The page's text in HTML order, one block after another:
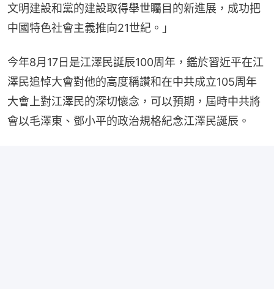
文明建設和黨的建設取得舉世矚目的新進展，成功把
中國特色社會主義推向21世紀。」
今年8月17日是江澤民誕辰100周年，鑑於習近平在江
澤民追悼大會對他的高度稱讚和在中共成立105周年
大會上對江澤民的深切懷念，可以預期，屆時中共將
會以毛澤東、鄧小平的政治規格紀念江澤民誕辰。